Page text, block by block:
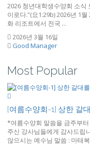
2026 청년대학생수양회 소식
이로다.”(요1:29b) 2026년 1
화 리조트에서 전국 ...
2026년 3월 16일
Good Manager
Most Popular
[여름수양회-1] 상한 갈
*여름수양회 말씀을 금주부
주신 강사님들에게 감사드립
않으시는 예수님 말씀 : 마태